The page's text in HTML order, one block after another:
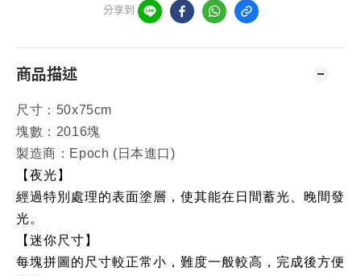
分享到
商品描述
尺寸：50x75cm
塊數：2016塊
製造商：Epoch (日本進口)
【夜光】
經過特別處理的表面塗層，使其能在日間蓄光、晚間發
光。
【迷你尺寸】
每塊拼圖的尺寸較正常小，難度一般較高，完成後方便